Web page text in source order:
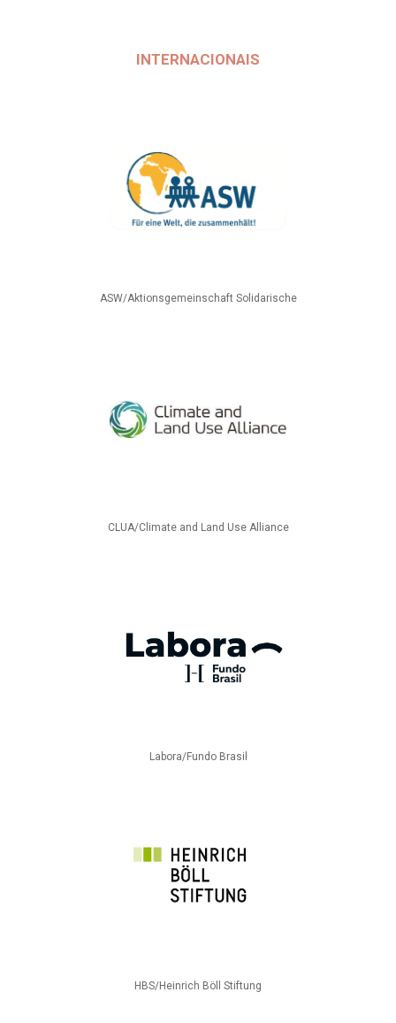
INTERNACIONAIS
ASW/Aktionsgemeinschaft Solidarische
CLUA/Climate and Land Use Alliance
Labora/Fundo Brasil
HBS/Heinrich Böll Stiftung